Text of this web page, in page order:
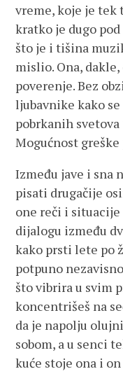
vreme, koje je tek
kratko je dugo
što je i tišina
mislio. Ona,
poverenje. Bez
ljubavnike kako
pobrkanih
Mogućnost
Između jave i sna
pisati drugačije
one reči i
dijalogu između
kako prsti lete po
potpuno
što vibrira u svim
koncentrišeš na
da je napolju
sobom, a u senci
kuće stoje ona i